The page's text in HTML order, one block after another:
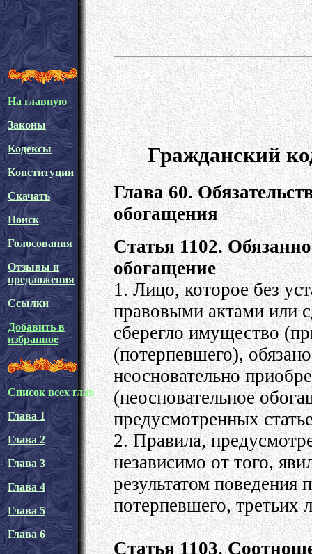
На главную
Законы
Кодексы
Конституции
Скачать
Поиск
Голосования
Отзывы и
предложения
Ссылки
Добавить в
избранное
Список всех глав
Глава 1
Глава 2
Глава 3
Глава 4
Глава 5
Глава 6
Гражданский
Глава 60.
обогащения
Статья 1102.
обогащение
1. Лицо, которое без
правовыми актами или
сберегло имущество
(потерпевшего),
неосновательно
(неосновательное
предусмотренных
2. Правила,
независимо от того,
результатом поведения
потерпевшего,
Статья 1103.